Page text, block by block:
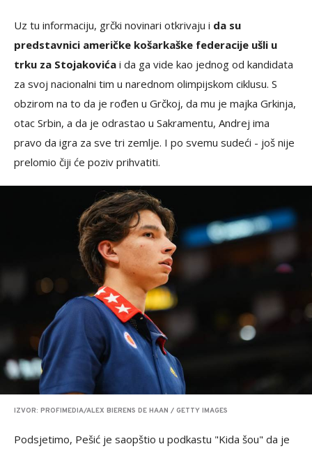
Uz tu informaciju, grčki novinari otkrivaju i da su
predstavnici američke košarkaške federacije ušli u
trku za Stojakovića i da ga vide kao jednog od kandidata
za svoj nacionalni tim u narednom olimpijskom ciklusu. S
obzirom na to da je rođen u Grčkoj, da mu je majka Grkinja,
otac Srbin, a da je odrastao u Sakramentu, Andrej ima
pravo da igra za sve tri zemlje. I po svemu sudeći - još nije
prelomio čiji će poziv prihvatiti.
IZVOR: PROFIMEDIA/ALEX BIERENS DE HAAN / GETTY IMAGES
Podsjetimo, Pešić je saopštio u podkastu "Kida šou" da je